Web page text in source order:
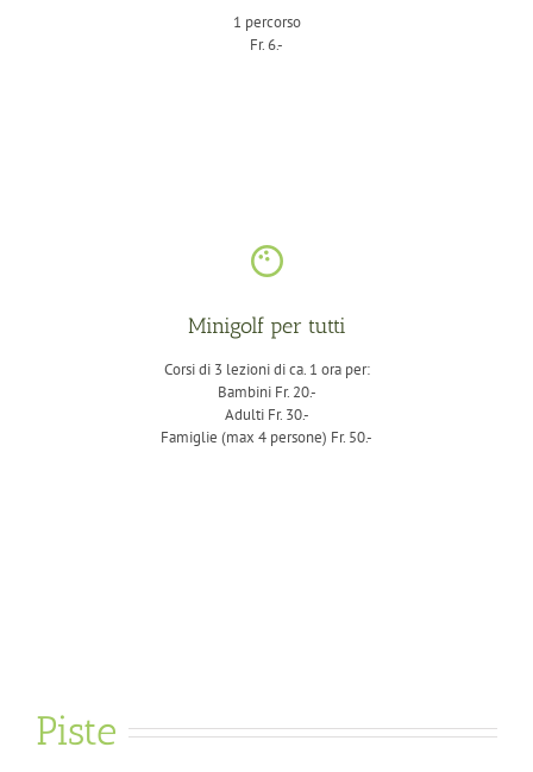
1 percorso
Fr. 6.-
Minigolf per tutti
Corsi di 3 lezioni di ca. 1 ora per:
Bambini Fr. 20.-
Adulti Fr. 30.-
Famiglie (max 4 persone) Fr. 50.-
Piste